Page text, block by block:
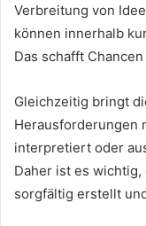
Verbreitung von
können innerhalb
Das schafft
Gleichzeitig bringt
Herausforderungen
interpretiert oder
Daher ist es
sorgfältig erstellt